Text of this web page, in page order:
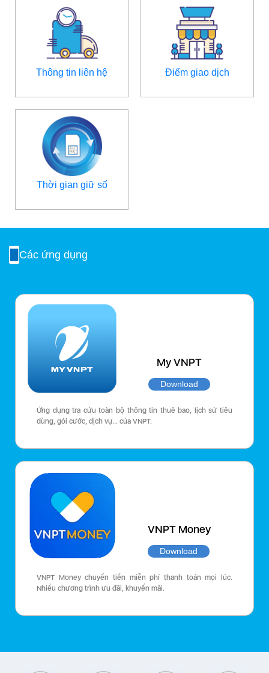
Thông tin liên hệ Điểm giao dịch
Thời gian giữ số
Các ứng dụng
My VNPT
Download
Ứng dụng tra cứu toàn bộ thông tin thuê bao, lịch sử tiêu
dùng, gói cước, dịch vụ… của VNPT.
VNPT Money
Download
VNPT Money chuyển tiền miễn phí thanh toán mọi lúc.
Nhiều chương trình ưu đãi, khuyến mãi.